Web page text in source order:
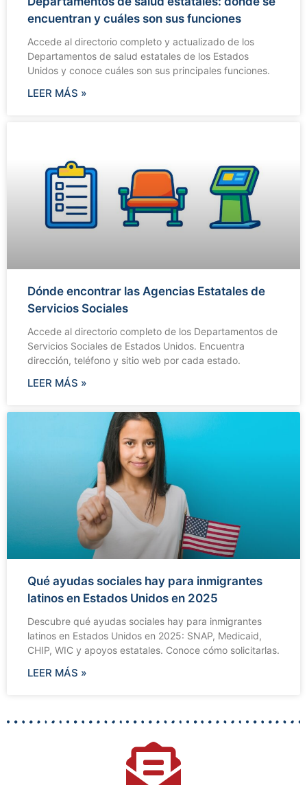
encuentran y cuáles son sus funciones
Accede al directorio completo y actualizado de los
Departamentos de salud estatales de los Estados
Unidos y conoce cuáles son sus principales funciones.
LEER MÁS »
Dónde encontrar las Agencias Estatales de
Servicios Sociales
Accede al directorio completo de los Departamentos de
Servicios Sociales de Estados Unidos. Encuentra
dirección, teléfono y sitio web por cada estado.
LEER MÁS »
Qué ayudas sociales hay para inmigrantes
latinos en Estados Unidos en 2025
Descubre qué ayudas sociales hay para inmigrantes
latinos en Estados Unidos en 2025: SNAP, Medicaid,
CHIP, WIC y apoyos estatales. Conoce cómo solicitarlas.
LEER MÁS »